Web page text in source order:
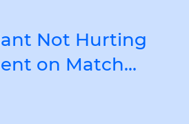
Not Hurting
on Match…